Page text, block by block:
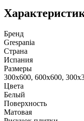
Бренд
Grespania
Страна
Испания
Размеры
300x600, 600x600,
Цвета
Белый
Поверхность
Матовая